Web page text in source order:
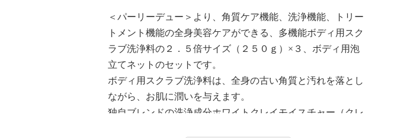
＜パーリーデュー＞より、角質ケア機能、洗浄機能、トリー
トメント機能の全身美容ケアができる、多機能ボディ用スク
ラブ洗浄料の２．５倍サイズ（２５０ｇ）×３、ボディ用泡
立てネットのセットです。
ボディ用スクラブ洗浄料は、全身の古い角質と汚れを落とし
ながら、お肌に潤いを与えます。
独自ブレンドの洗浄成分ホワイトクレイモイスチャー（クレ